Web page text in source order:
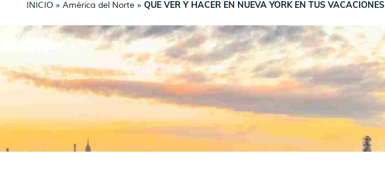
INICIO » América del Norte » QUE VER Y HACER EN NUEVA YORK EN TUS VACACIONES